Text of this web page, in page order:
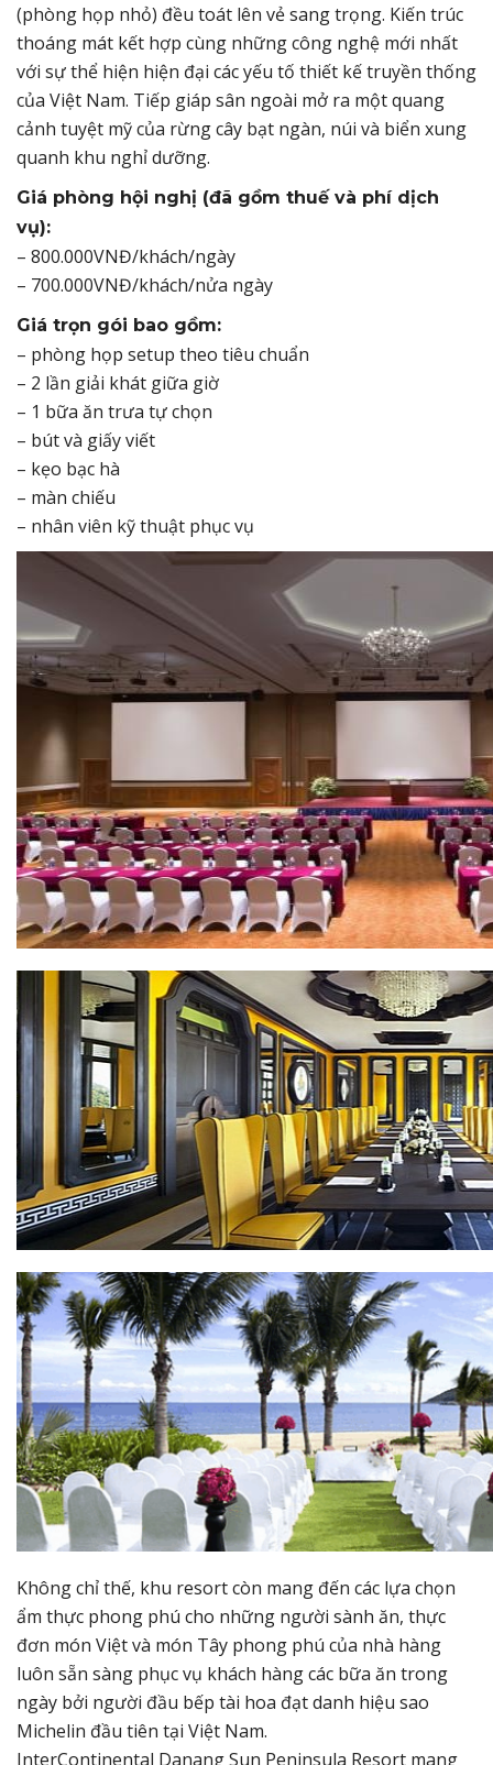
(phòng họp nhỏ) đều toát lên vẻ sang trọng. Kiến trúc
thoáng mát kết hợp cùng những công nghệ mới nhất
với sự thể hiện hiện đại các yếu tố thiết kế truyền thống
của Việt Nam. Tiếp giáp sân ngoài mở ra một quang
cảnh tuyệt mỹ của rừng cây bạt ngàn, núi và biển xung
quanh khu nghỉ dưỡng.
Giá phòng hội nghị (đã gồm thuế và phí dịch
vụ):
– 800.000VNĐ/khách/ngày
– 700.000VNĐ/khách/nửa ngày
Giá trọn gói bao gồm:
– phòng họp setup theo tiêu chuẩn
– 2 lần giải khát giữa giờ
– 1 bữa ăn trưa tự chọn
– bút và giấy viết
– kẹo bạc hà
– màn chiếu
– nhân viên kỹ thuật phục vụ
Không chỉ thế, khu resort còn mang đến các lựa chọn
ẩm thực phong phú cho những người sành ăn, thực
đơn món Việt và món Tây phong phú của nhà hàng
luôn sẵn sàng phục vụ khách hàng các bữa ăn trong
ngày bởi người đầu bếp tài hoa đạt danh hiệu sao
Michelin đầu tiên tại Việt Nam.
InterContinental Danang Sun Peninsula Resort mang